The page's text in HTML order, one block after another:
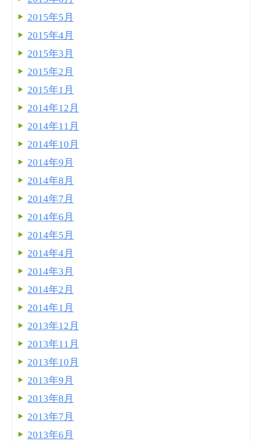
2015年5月
2015年4月
2015年3月
2015年2月
2015年1月
2014年12月
2014年11月
2014年10月
2014年9月
2014年8月
2014年7月
2014年6月
2014年5月
2014年4月
2014年3月
2014年2月
2014年1月
2013年12月
2013年11月
2013年10月
2013年9月
2013年8月
2013年7月
2013年6月